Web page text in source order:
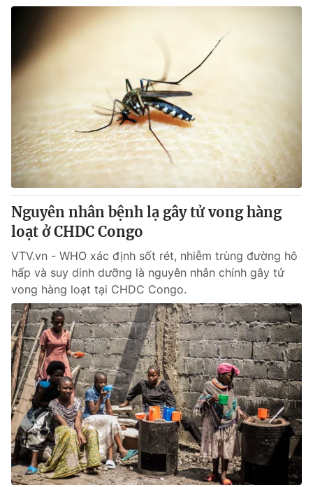
Nguyên nhân bệnh lạ gây tử vong hàng
loạt ở CHDC Congo
VTV.vn - WHO xác định sốt rét, nhiễm trùng đường hô
hấp và suy dinh dưỡng là nguyên nhân chính gây tử
vong hàng loạt tại CHDC Congo.